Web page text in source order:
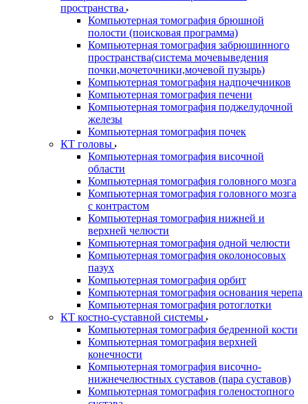
пространства
Компьютерная томография брюшной
полости (поисковая программа)
Компьютерная томография забрюшинного
пространства(система мочевыведения
почки,мочеточники,мочевой пузырь)
Компьютерная томография надпочечников
Компьютерная томография печени
Компьютерная томография поджелудочной
железы
Компьютерная томография почек
КТ головы
Компьютерная томография височной
области
Компьютерная томография головного мозга
Компьютерная томография головного мозга
с контрастом
Компьютерная томография нижней и
верхней челюсти
Компьютерная томография одной челюсти
Компьютерная томография околоносовых
пазух
Компьютерная томография орбит
Компьютерная томография основания черепа
Компьютерная томография ротоглотки
КТ костно-суставной системы
Компьютерная томография бедренной кости
Компьютерная томография верхней
конечности
Компьютерная томография височно-
нижнечелюстных суставов (пара суставов)
Компьютерная томография голеностопного